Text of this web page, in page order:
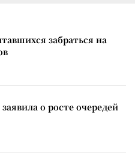
забраться на
о росте очередей